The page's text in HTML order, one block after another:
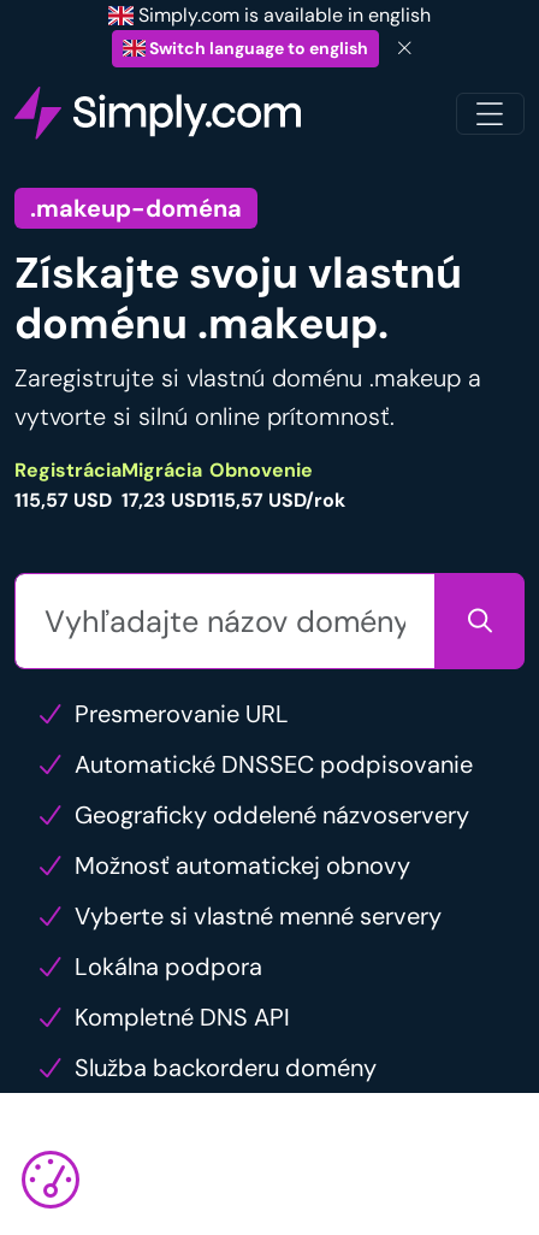
Simply.com is available in english
Switch language to english
.makeup-doména
Získajte svoju vlastnú
doménu .makeup.
Zaregistrujte si vlastnú doménu .makeup a
vytvorte si silnú online prítomnosť.
Registrácia
115,57 USD
Migrácia
17,23 USD
Obnovenie
115,57 USD/rok
Presmerovanie URL
Automatické DNSSEC podpisovanie
Geograficky oddelené názvoservery
Možnosť automatickej obnovy
Vyberte si vlastné menné servery
Lokálna podpora
Kompletné DNS API
Služba backorderu domény